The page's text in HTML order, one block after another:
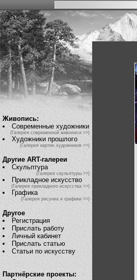
Живопись:
Современные художники
(Галерея современной живописи >>)
Художники прошлого
(Галерея картин художников >>)
Другие ART-галереи
Скульптура
(Галерея скульптуры >>)
Прикладное искусство
(Галерея прикладного искусства >>)
Графика
(Галерея рисунка и графики >>)
Другое
Регистрация
Прислать работу
Личный кабинет
Прислать статью
Статьи по искусству
Партнёрские проекты: